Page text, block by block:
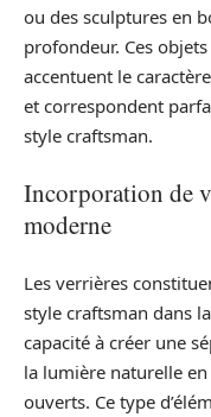
ou des sculptures en
profondeur. Ces
accentuent le
et correspondent
style craftsman.
Incorporation de
moderne
Les verrières
style craftsman dans
capacité à créer une
la lumière naturelle
ouverts. Ce type